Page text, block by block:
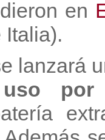
en
Italia).
lanzará
uso